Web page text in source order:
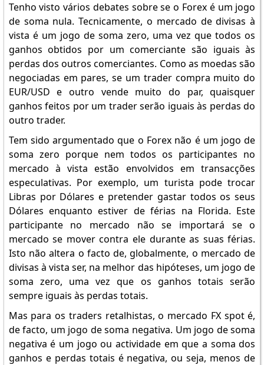
Tenho visto vários debates sobre se o Forex é um jogo
de soma nula. Tecnicamente, o mercado de divisas à
vista é um jogo de soma zero, uma vez que todos os
ganhos obtidos por um comerciante são iguais às
perdas dos outros comerciantes. Como as moedas são
negociadas em pares, se um trader compra muito do
EUR/USD e outro vende muito do par, quaisquer
ganhos feitos por um trader serão iguais às perdas do
outro trader.
Tem sido argumentado que o Forex não é um jogo de
soma zero porque nem todos os participantes no
mercado à vista estão envolvidos em transacções
especulativas. Por exemplo, um turista pode trocar
Libras por Dólares e pretender gastar todos os seus
Dólares enquanto estiver de férias na Florida. Este
participante no mercado não se importará se o
mercado se mover contra ele durante as suas férias.
Isto não altera o facto de, globalmente, o mercado de
divisas à vista ser, na melhor das hipóteses, um jogo de
soma zero, uma vez que os ganhos totais serão
sempre iguais às perdas totais.
Mas para os traders retalhistas, o mercado FX spot é,
de facto, um jogo de soma negativa. Um jogo de soma
negativa é um jogo ou actividade em que a soma dos
ganhos e perdas totais é negativa, ou seja, menos de